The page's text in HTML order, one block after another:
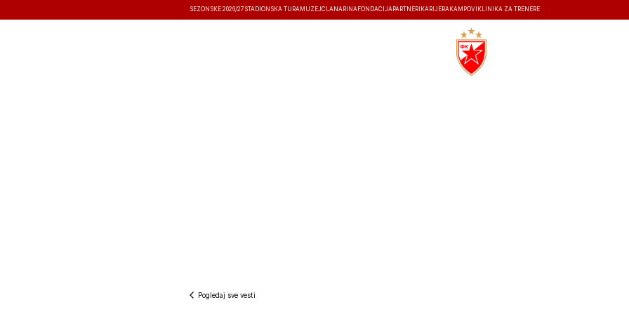
SEZONSKE 2026/27 STADIONSKA TURA MUZEJČLANARINA FONDACIJA PARTNERI KARIJERA KAMPOVI KLINIKA ZA TRENERE
Pogledaj sve vesti